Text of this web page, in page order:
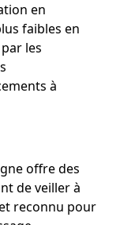
en
faibles en
les
à
offre des
de veiller à
reconnu pour